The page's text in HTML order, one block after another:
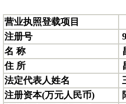
营业执照登载项目
注册号
名 称
住 所
法定代表人姓名
注册资本(万元人民币)